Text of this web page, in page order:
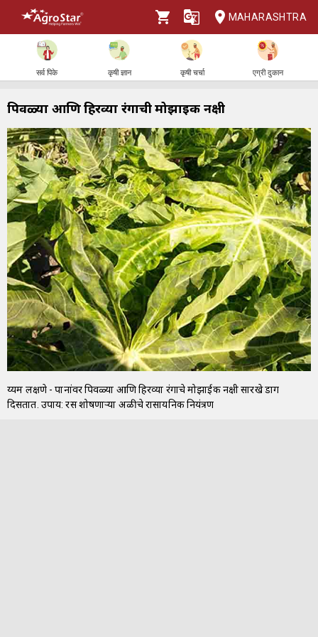
MAHARASHTRA
सर्व पिके कृषी ज्ञान कृषी चर्चा एग्री दुकान
पिवळ्या आणि हिरव्या रंगाची मोझाईक नक्षी
दुय्यम लक्षणे - पानांवर पिवळ्या आणि हिरव्या रंगाचे मोझाईक नक्षी सारखे डाग
दिसतात. उपाय: रस शोषणाऱ्या अळीचे रासायनिक नियंत्रण